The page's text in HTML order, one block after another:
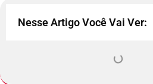
Nesse Artigo Você Vai Ver: